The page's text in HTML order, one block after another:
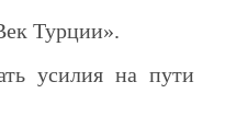
Турции».
усилия на пути